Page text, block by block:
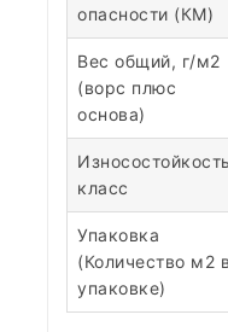
опасности (КМ)
Вес общий, г/м2
(ворс плюс
основа)
класс
Упаковка
(Количество м2 в
упаковке)